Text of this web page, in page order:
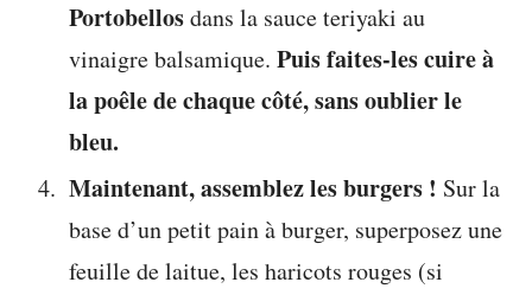
Portobellosdans la sauce teriyaki au
vinaigre balsamique.Puis faites-les cuire à
la poêle de chaque côté, sans oublier le
bleu.
Maintenant, assemblez les burgers ! Sur la
base d’un petit pain à burger, superposez une
feuille de laitue, les haricots rouges (si